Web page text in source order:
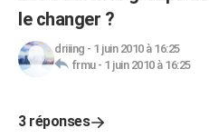
le changer ?
driiing - 1 juin 2010 à 16:25
frmu- 1 juin 2010 à 16:25
3 réponses